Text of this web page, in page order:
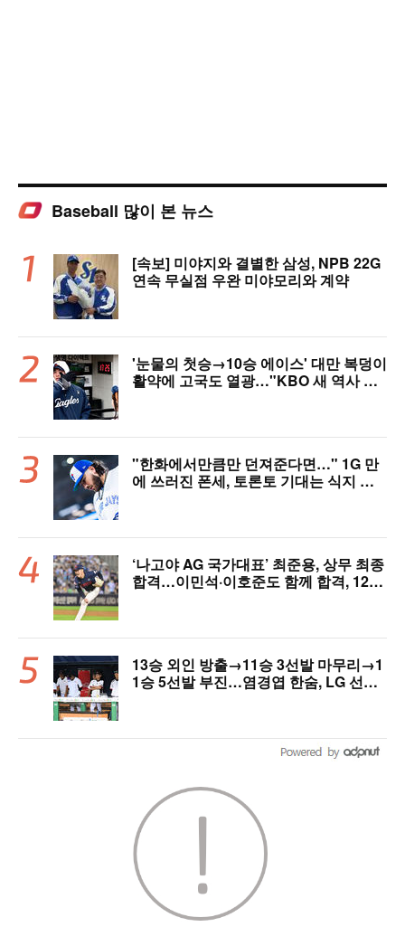
Baseball 많이 본 뉴스
[속보] 미야지와 결별한 삼성, NPB 22G
연속 무실점 우완 미야모리와 계약
'눈물의 첫승→10승 에이스' 대만 복덩이
활약에 고국도 열광…"KBO 새 역사 썼
"한화에서만큼만 던져준다면…" 1G 만
에 쓰러진 폰세, 토론토 기대는 식지 않
‘나고야 AG 국가대표’ 최준용, 상무 최종
합격…이민석·이호준도 함께 합격, 12월
13승 외인 방출→11승 3선발 마무리→1
1승 5선발 부진…염경엽 한숨, LG 선발